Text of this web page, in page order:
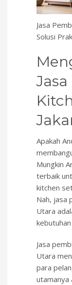
Jasa
Solusi
Apakah
Mungkin
terbaik
kitchen
Nah, jasa
Utara
kebutuhan
Jasa
Utara
para
utamanya